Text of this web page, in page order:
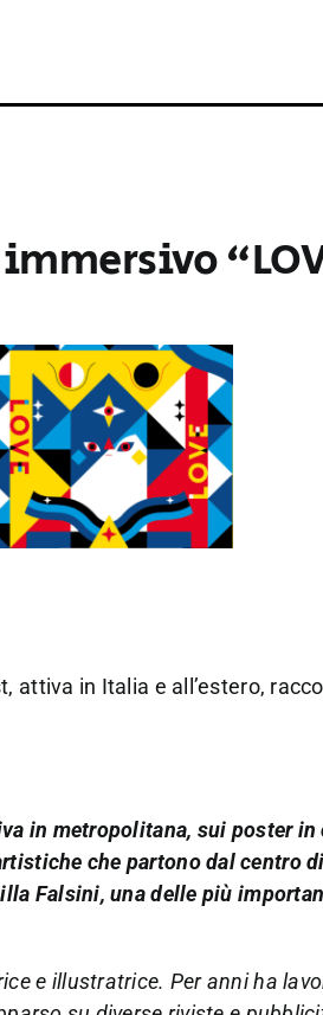
in Italia e all’estero,
in metropolitana, sui poster
che partono dal centro
Falsini, una delle più
e illustratrice. Per anni ha